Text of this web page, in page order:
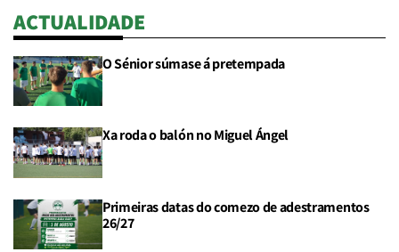
ACTUALIDADE
O Sénior súmase á pretempada
Xa roda o balón no Miguel Ángel
Primeiras datas do comezo de adestramentos
26/27